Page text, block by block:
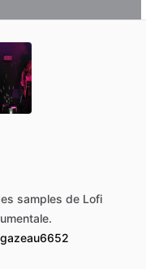
samples de Lofi